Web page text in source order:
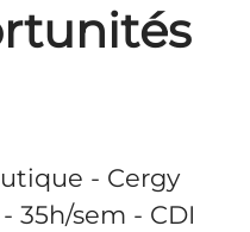
- Cergy
35h/sem - CDI